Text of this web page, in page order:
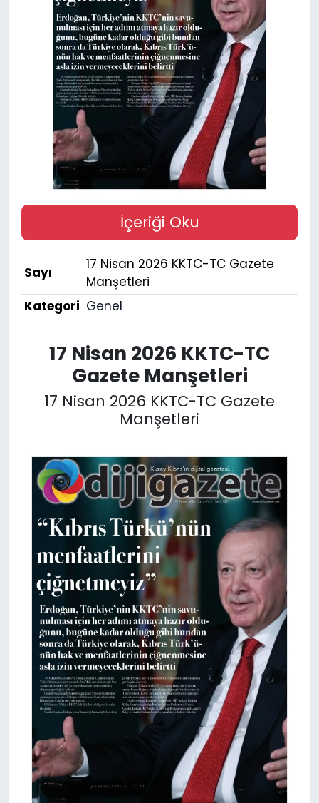
İçeriği Oku
Sayı
17 Nisan 2026 KKTC-TC Gazete
Manşetleri
Kategori Genel
17 Nisan 2026 KKTC-TC
Gazete Manşetleri
17 Nisan 2026 KKTC-TC Gazete
Manşetleri
Gündem
KKTC
KKTC YEREL SEÇİM 2018
Kültür Sanat
Magazin
Moda
Nöbetçi Eczaneler
Otomobil Dünyası
Politika
SAĞLIK
TÜRKiYE
Video Galeri
YAŞAM
Yazarlar